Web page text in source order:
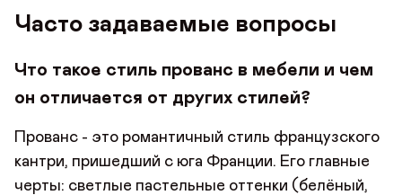
Часто задаваемые вопросы
Что такое стиль прованс в мебели и чем
он отличается от других стилей?
Прованс - это романтичный стиль французского
кантри, пришедший с юга Франции. Его главные
черты: светлые пастельные оттенки (белёный,